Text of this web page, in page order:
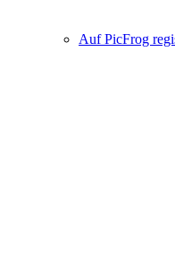
Auf PicFrog